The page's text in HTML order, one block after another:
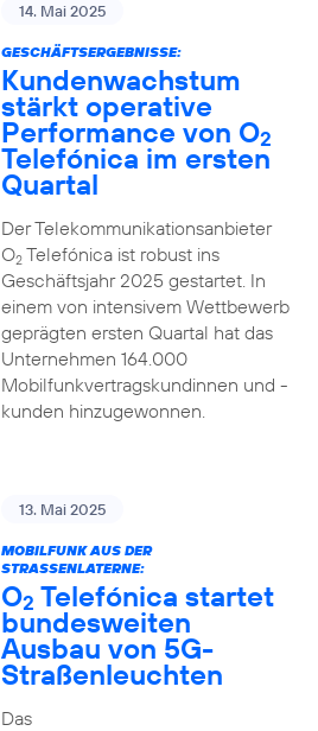
14. Mai 2025
GESCHÄFTSERGEBNISSE:
Kundenwachstum
stärkt operative
Performance von O2
Telefónica im ersten
Quartal
Der Telekommunikationsanbieter
O2Telefónica ist robust ins
Geschäftsjahr 2025 gestartet. In
einem von intensivem Wettbewerb
geprägten ersten Quartal hat das
Unternehmen 164.000
Mobilfunkvertragskundinnen und -
kunden hinzugewonnen.
13. Mai 2025
MOBILFUNK AUS DER
STRASSENLATERNE:
O2 Telefónica startet
bundesweiten
Ausbau von 5G-
Straßenleuchten
Das